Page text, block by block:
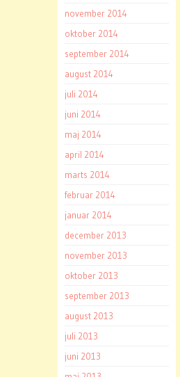
november 2014
oktober 2014
september 2014
august 2014
juli 2014
juni 2014
maj 2014
april 2014
marts 2014
februar 2014
januar 2014
december 2013
november 2013
oktober 2013
september 2013
august 2013
juli 2013
juni 2013